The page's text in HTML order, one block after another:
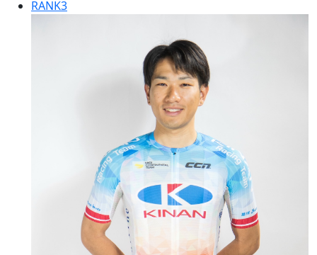
RANK3